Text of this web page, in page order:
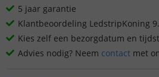
5 jaar garantie
Klantbeoordeling LedstripKoning
Kies zelf een bezorgdatum en
Advies nodig? Neem contact met